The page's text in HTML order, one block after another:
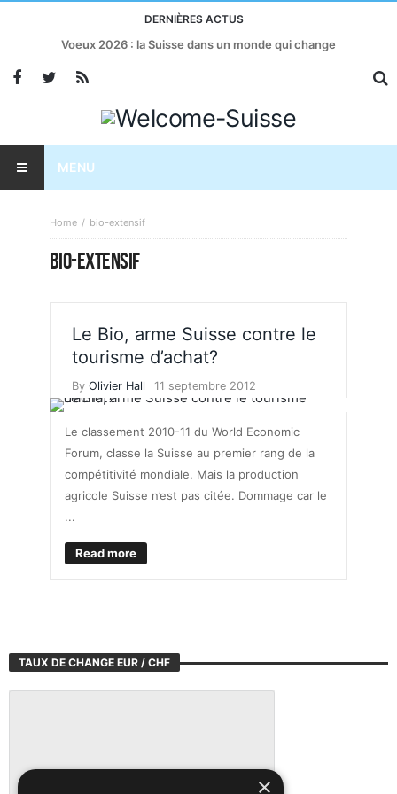
DERNIÈRES ACTUS
Voeux 2026 : la Suisse dans un monde qui change
MENU
Home bio-extensif
BIO-EXTENSIF
Le Bio, arme Suisse contre le
tourisme d’achat?
By Olivier Hall 11 septembre 2012
Le classement 2010-11 du World Economic
Forum, classe la Suisse au premier rang de la
compétitivité mondiale. Mais la production
agricole Suisse n’est pas citée. Dommage car le
...
Read more
TAUX DE CHANGE EUR / CHF
×